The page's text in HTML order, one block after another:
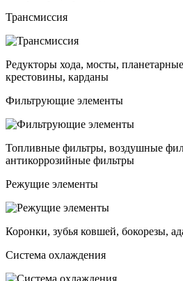
Трансмиссия
Редукторы хода, мосты,
крестовины, карданы
Фильтрующие элементы
Топливные фильтры, воздушные
антикоррозийные фильтры
Режущие элементы
Коронки, зубья ковшей, бокорезы,
Система охлаждения